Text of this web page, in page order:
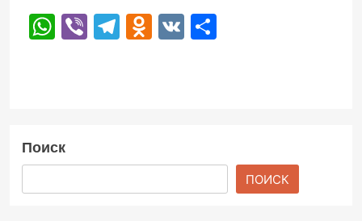
WhatsApp
ViberTelegram
Odnoklassniki
VK
Поиск
ПОИСК